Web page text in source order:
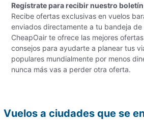
Regístrate para recibir nuestro
Recibe ofertas exclusivas en vuelos
enviados directamente a tu bandeja de
CheapOair te ofrece las mejores
consejos para ayudarte a planear tus
populares mundialmente por menos
nunca más vas a perder otra oferta.
Vuelos a ciudades que se